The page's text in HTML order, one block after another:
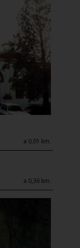
a 0,01 km.
a 0,36 km.